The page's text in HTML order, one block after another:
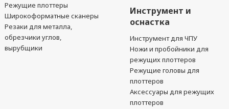
Режущие плоттеры
Широкоформатные сканеры
Резаки для металла,
обрезчики углов,
вырубщики
Инструмент и
оснастка
Инструмент для ЧПУ
Ножи и пробойники для
режущих плоттеров
Режущие головы для
плоттеров
Аксессуары для режущих
плоттеров